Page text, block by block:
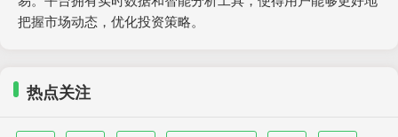
把握市场动态，优化投资策略。
热点关注